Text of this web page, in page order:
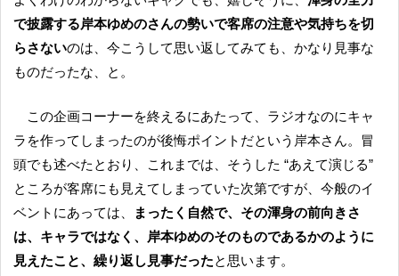
で披露する岸本ゆめのさんの勢いで客席の注意や気持ちを切
らさないのは、今こうして思い返してみても、かなり見事な
ものだったな、と。
この企画コーナーを終えるにあたって、ラジオなのにキャ
ラを作ってしまったのが後悔ポイントだという岸本さん。冒
頭でも述べたとおり、これまでは、そうした “あえて演じる”
ところが客席にも見えてしまっていた次第ですが、今般のイ
ベントにあっては、
まったく自然で、その渾身の前向きさ
は、キャラではなく、岸本ゆめのそのものであるかのように
見えたこと、繰り返し見事だったと思います。